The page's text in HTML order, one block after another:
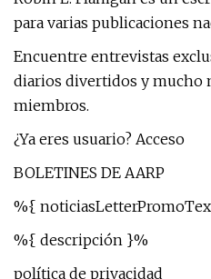
para varias publicaciones
Encuentre entrevistas
diarios divertidos y mucho
miembros.
¿Ya eres usuario? Acceso
BOLETINES DE AARP
%{
%{ descripción }%
política de privacidad